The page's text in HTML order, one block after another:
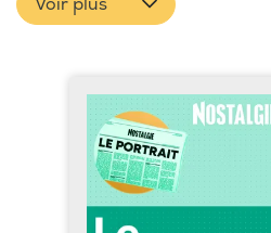
Voir plus